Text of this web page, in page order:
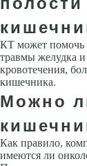
КТ может помочь
травмы желудка
кровотечения,
кишечника.
Можно
Как правило,
имеются ли